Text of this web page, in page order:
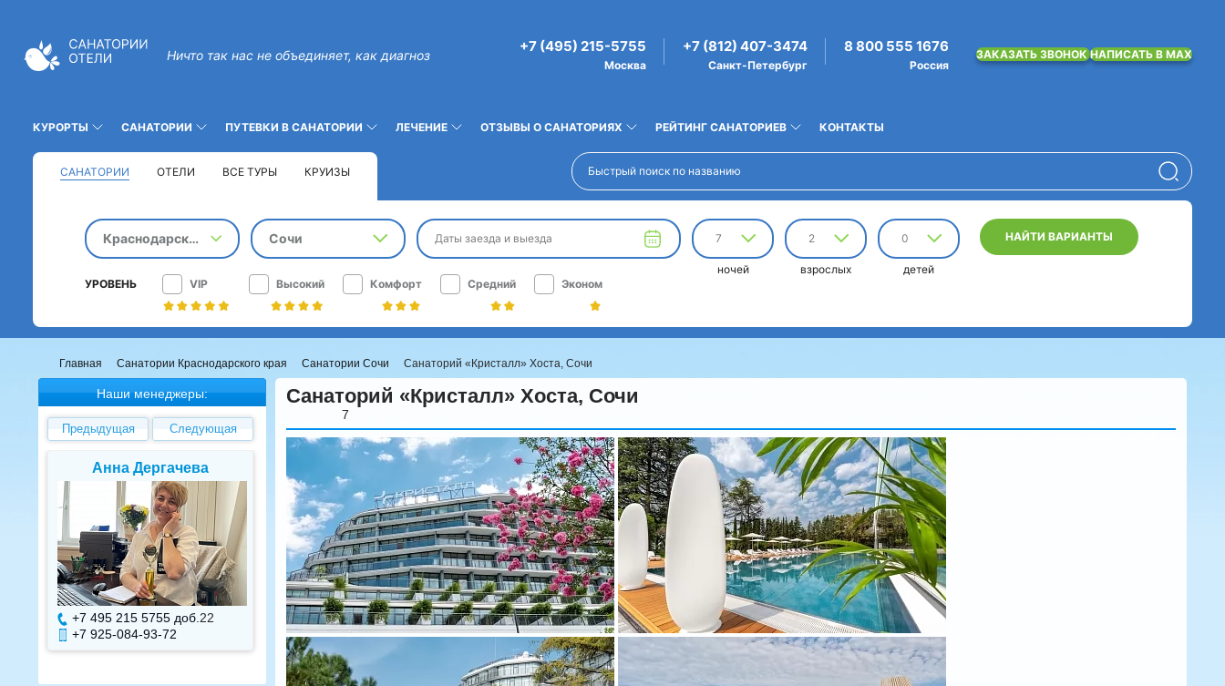
Ничто так нас не объединяет, как диагноз
+7 (495) 215-5755
Москва
+7 (812) 407-3474
Санкт-Петербург
8 800 555 1676
Россия
ЗАКАЗАТЬ ЗВОНОКНАПИСАТЬ В MAX
КУРОРТЫ САНАТОРИИ ПУТЕВКИ В САНАТОРИИ ЛЕЧЕНИЕ ОТЗЫВЫ О САНАТОРИЯХ РЕЙТИНГ САНАТОРИЕВ КОНТАКТЫ
САНАТОРИИ ОТЕЛИ ВСЕ ТУРЫ КРУИЗЫ
Краснодарский край Сочи Даты заезда и выезда 7
ночей
2
взрослых
0
детей
НАЙТИ ВАРИАНТЫ
УРОВЕНЬ VIP Высокий Комфорт Средний Эконом
Главная Санатории Краснодарского края Санатории Сочи Санаторий «Кристалл» Хоста, Сочи
Наши менеджеры:
Предыдущая Следующая
Елена Валуева
+7 495 215 5755 доб. 7
+7 925-084-93-71
Светлана Гарбузова
+7 495 215 5755 доб.2
+7 925-084-93-70
Александр
+7 495 215 5755 доб.
+7 925-903-05-93
Санаторий «Кристалл» Хоста, Сочи
7